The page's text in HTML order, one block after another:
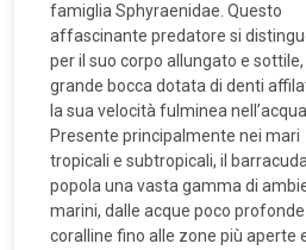
famiglia Sphyraenidae. Questo
affascinante predatore si
per il suo corpo allungato e sottile,
grande bocca dotata di denti
la sua velocità fulminea nell’acqua.
Presente principalmente nei mari
tropicali e subtropicali, il barracuda
popola una vasta gamma di
marini, dalle acque poco profonde
coralline fino alle zone più aperte